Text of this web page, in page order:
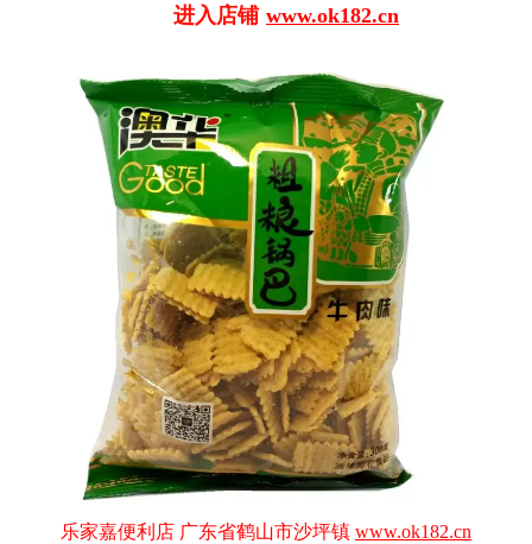
进入店铺 www.ok182.cn
乐家嘉便利店 广东省鹤山市沙坪镇 www.ok182.cn